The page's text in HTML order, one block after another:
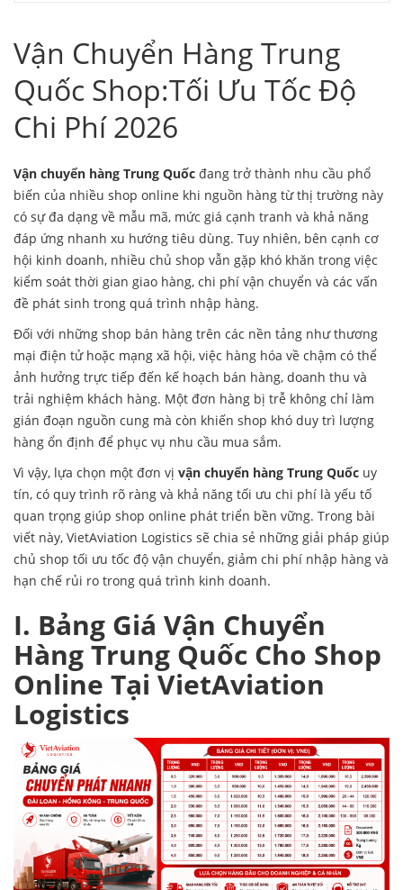
Vận Chuyển Hàng Trung
Quốc Shop:Tối Ưu Tốc Độ
Chi Phí 2026
Vận chuyển hàng Trung Quốc đang trở thành nhu cầu phổ
biến của nhiều shop online khi nguồn hàng từ thị trường này
có sự đa dạng về mẫu mã, mức giá cạnh tranh và khả năng
đáp ứng nhanh xu hướng tiêu dùng. Tuy nhiên, bên cạnh cơ
hội kinh doanh, nhiều chủ shop vẫn gặp khó khăn trong việc
kiểm soát thời gian giao hàng, chi phí vận chuyển và các vấn
đề phát sinh trong quá trình nhập hàng.
Đối với những shop bán hàng trên các nền tảng như thương
mại điện tử hoặc mạng xã hội, việc hàng hóa về chậm có thể
ảnh hưởng trực tiếp đến kế hoạch bán hàng, doanh thu và
trải nghiệm khách hàng. Một đơn hàng bị trễ không chỉ làm
gián đoạn nguồn cung mà còn khiến shop khó duy trì lượng
hàng ổn định để phục vụ nhu cầu mua sắm.
Vì vậy, lựa chọn một đơn vị vận chuyển hàng Trung Quốc uy
tín, có quy trình rõ ràng và khả năng tối ưu chi phí là yếu tố
quan trọng giúp shop online phát triển bền vững. Trong bài
viết này, VietAviation Logistics sẽ chia sẻ những giải pháp giúp
chủ shop tối ưu tốc độ vận chuyển, giảm chi phí nhập hàng và
hạn chế rủi ro trong quá trình kinh doanh.
I. Bảng Giá Vận Chuyển
Hàng Trung Quốc Cho Shop
Online Tại VietAviation
Logistics